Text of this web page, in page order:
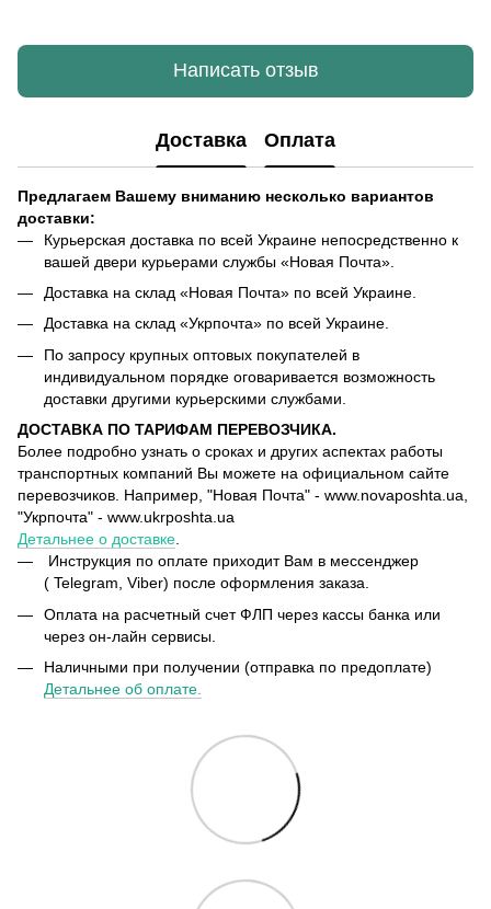
Написать отзыв
Доставка Оплата
Предлагаем Вашему вниманию несколько вариантов
доставки:
Курьерская доставка по всей Украине непосредственно к
вашей двери курьерами службы «Новая Почта».
Доставка на склад «Новая Почта» по всей Украине.
Доставка на склад «Укрпочта» по всей Украине.
По запросу крупных оптовых покупателей в
индивидуальном порядке оговаривается возможность
доставки другими курьерскими службами.
ДОСТАВКА ПО ТАРИФАМ ПЕРЕВОЗЧИКА.
Более подробно узнать о сроках и других аспектах работы
транспортных компаний Вы можете на официальном сайте
перевозчиков. Например, "Новая Почта" - www.novaposhta.ua,
"Укрпочта" - www.ukrposhta.ua
Детальнее о доставке
Инструкция по оплате приходит Вам в мессенджер
( Telegram, Viber) после оформления заказа.
Оплата на расчетный счет ФЛП через кассы банка или
через он-лайн сервисы.
Наличными при получении (отправка по предоплате)
Детальнее об оплате.